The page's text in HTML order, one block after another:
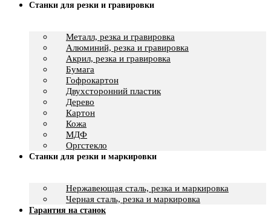
Станки для резки и гравировки
Металл, резка и гравировка
Алюминий, резка и гравировка
Акрил, резка и гравировка
Бумага
Гофрокартон
Двухсторонний пластик
Дерево
Картон
Кожа
МДФ
Оргстекло
Станки для резки и маркировки
Нержавеющая сталь, резка и маркировка
Черная сталь, резка и маркировка
Гарантия на станок